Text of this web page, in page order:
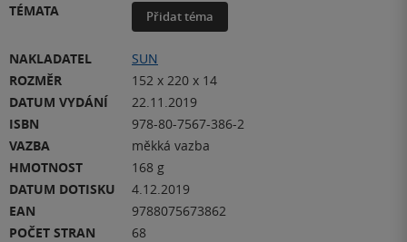
TÉMATA
Přidat téma
NAKLADATEL
SUN
ROZMĚR
152 x 220 x 14
DATUM VYDÁNÍ
22.11.2019
ISBN
978-80-7567-386-2
VAZBA
měkká vazba
HMOTNOST
168 g
DATUM DOTISKU
4.12.2019
EAN
9788075673862
POČET STRAN
68